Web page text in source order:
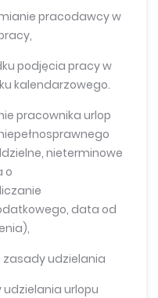
pracodawcy w
podjęcia pracy w
kalendarzowego.
pracownika urlop
nieterminowe
o
data od
zasady udzielania
udzielania urlopu